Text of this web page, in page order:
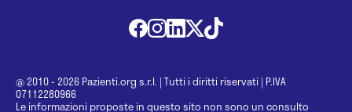
@ 2010 - 2026 Pazienti.org s.r.l. | Tutti i diritti riservati | P.IVA
07112280966
Le informazioni proposte in questo sito non sono un consulto